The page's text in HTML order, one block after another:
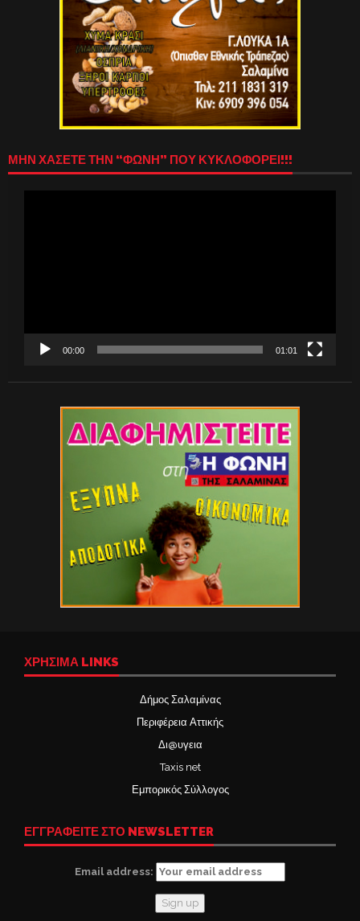
ΜΗΝ ΧΑΣΕΤΕ ΤΗΝ “ΦΩΝΗ” ΠΟΥ ΚΥΚΛΟΦΟΡΕΙ!!!
00:00 01:01
ΧΡΉΣΙΜΑ LINKS
Δήμος Σαλαμίνας
Περιφέρεια Αττικής
Δι@υγεια
Taxis net
Εμπορικός Σύλλογος
ΕΓΓΡΑΦΕΙΤΕ ΣΤΟ NEWSLETTER
Email address: